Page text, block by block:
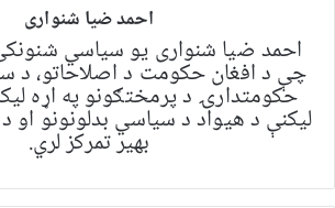
احمد ضیا شنواری
احمد ضیا شنواری یو سياسي
چې د افغان حکومت د اصلاحاتو، د
حکومتدارۍ د پرمختګونو په اړه
لیکنې د هیواد د سیاسي بدلونونو او
بهیر تمرکز لري.